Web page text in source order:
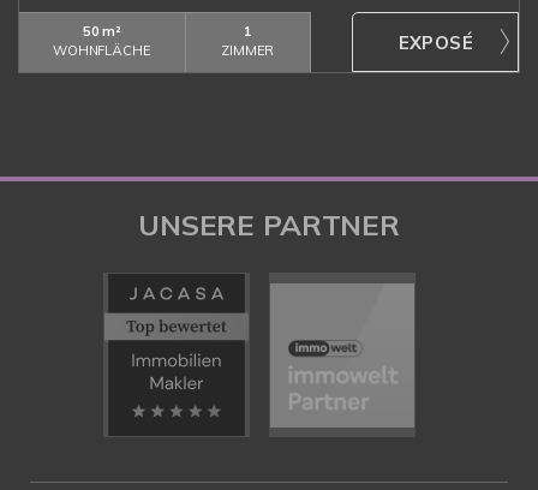
50 m²
WOHNFLÄCHE
1
ZIMMER
UNSERE PARTNER